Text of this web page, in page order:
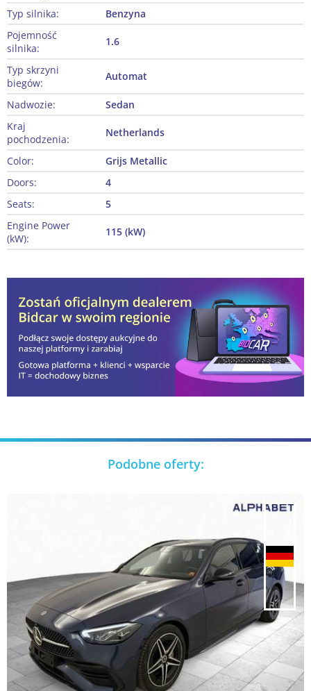
Typ silnika:
Benzyna
Pojemność
silnika:
1.6
Typ skrzyni
biegów:
Automat
Nadwozie:
Sedan
Kraj
pochodzenia:
Netherlands
Color:
Grijs Metallic
Doors:
4
Seats:
5
Engine Power
(kW):
115 (kW)
Podobne oferty: